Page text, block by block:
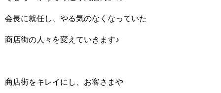
会長に就任し、やる気のなくなっていた
商店街の人々を変えていきます♪
商店街をキレイにし、お客さまや